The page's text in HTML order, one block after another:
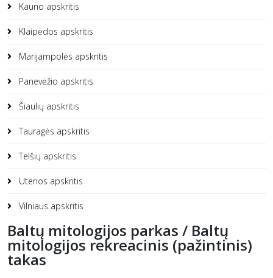
Kauno apskritis
Klaipėdos apskritis
Marijampolės apskritis
Panevėžio apskritis
Šiaulių apskritis
Tauragės apskritis
Telšių apskritis
Utenos apskritis
Vilniaus apskritis
Baltų mitologijos parkas / Baltų
mitologijos rekreacinis (pažintinis)
takas